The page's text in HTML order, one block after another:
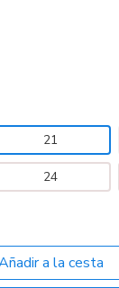
21
24